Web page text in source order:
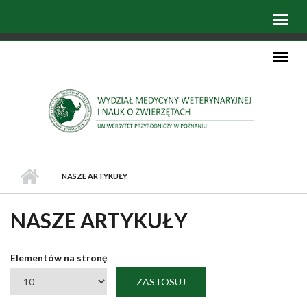
NASZE ARTYKUŁY
NASZE ARTYKUŁY
Elementów na stronę